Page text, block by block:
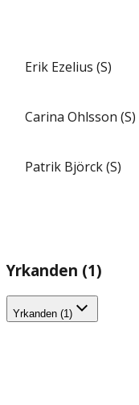
Erik Ezelius (S)
Carina Ohlsson (S)
Patrik Björck (S)
Yrkanden (1)
Yrkanden (1)